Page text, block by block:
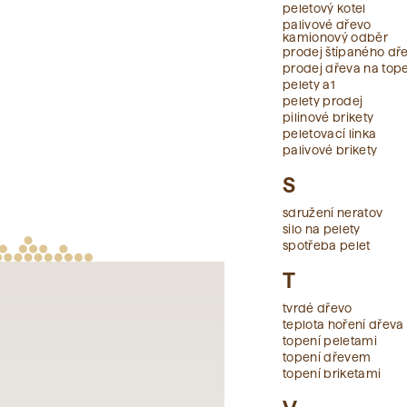
peletový kotel
palivové dřevo
kamionový odběr
prodej štípaného
prodej dřeva na
pelety a1
pelety prodej
pilinové brikety
peletovací linka
palivové brikety
S
sdružení neratov
silo na pelety
spotřeba pelet
T
tvrdé dřevo
teplota hoření dřeva
topení peletami
topení dřevem
topení briketami